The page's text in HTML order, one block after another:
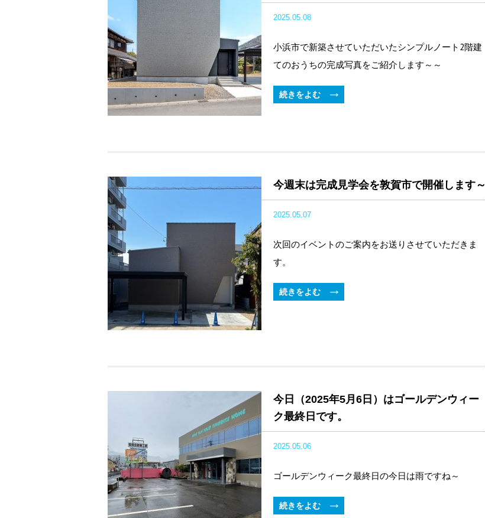
2025.05.08
小浜市で新築させていただいたシンプルノート2階建
てのおうちの完成写真をご紹介します～～
続きをよむ
今週末は完成見学会を敦賀市で開催します～
2025.05.07
次回のイベントのご案内をお送りさせていただきま
す。
続きをよむ
今日（2025年5月6日）はゴールデンウィー
ク最終日です。
2025.05.06
ゴールデンウィーク最終日の今日は雨ですね～
続きをよむ